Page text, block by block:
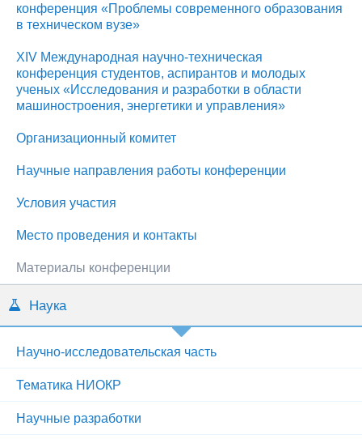
конференция «Проблемы современного образования
в техническом вузе»
XIV Международная научно-техническая
конференция студентов, аспирантов и молодых
ученых «Исследования и разработки в области
машиностроения, энергетики и управления»
Организационный комитет
Научные направления работы конференции
Условия участия
Место проведения и контакты
Материалы конференции
Наука
Научно-исследовательская часть
Тематика НИОКР
Научные разработки